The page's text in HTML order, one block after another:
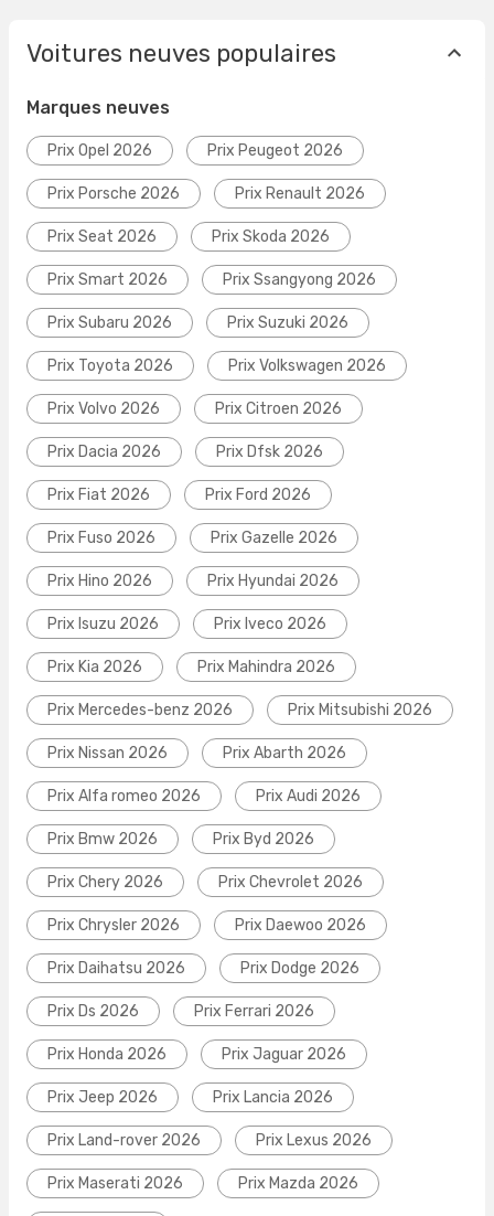
Voitures neuves populaires
Marques neuves
Prix Opel 2026 Prix Peugeot 2026
Prix Porsche 2026 Prix Renault 2026
Prix Seat 2026 Prix Skoda 2026
Prix Smart 2026 Prix Ssangyong 2026
Prix Subaru 2026 Prix Suzuki 2026
Prix Toyota 2026 Prix Volkswagen 2026
Prix Volvo 2026 Prix Citroen 2026
Prix Dacia 2026 Prix Dfsk 2026
Prix Fiat 2026 Prix Ford 2026
Prix Fuso 2026 Prix Gazelle 2026
Prix Hino 2026 Prix Hyundai 2026
Prix Isuzu 2026 Prix Iveco 2026
Prix Kia 2026 Prix Mahindra 2026
Prix Mercedes-benz 2026 Prix Mitsubishi 2026
Prix Nissan 2026 Prix Abarth 2026
Prix Alfa romeo 2026 Prix Audi 2026
Prix Bmw 2026 Prix Byd 2026
Prix Chery 2026 Prix Chevrolet 2026
Prix Chrysler 2026 Prix Daewoo 2026
Prix Daihatsu 2026 Prix Dodge 2026
Prix Ds 2026 Prix Ferrari 2026
Prix Honda 2026 Prix Jaguar 2026
Prix Jeep 2026 Prix Lancia 2026
Prix Land-rover 2026 Prix Lexus 2026
Prix Maserati 2026 Prix Mazda 2026